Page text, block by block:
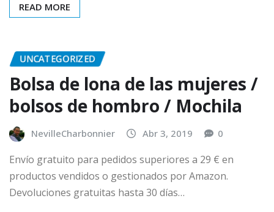
READ MORE
UNCATEGORIZED
Bolsa de lona de las mujeres /
bolsos de hombro / Mochila
NevilleCharbonnier Abr 3, 2019 0
Envío gratuito para pedidos superiores a 29 € en
productos vendidos o gestionados por Amazon.
Devoluciones gratuitas hasta 30 días…